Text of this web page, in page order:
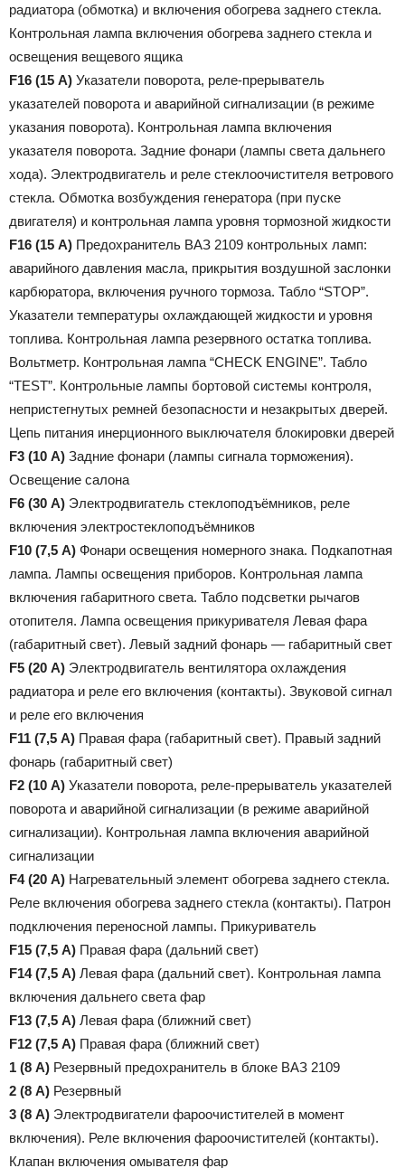
радиатора (обмотка) и включения обогрева заднего стекла.
Контрольная лампа включения обогрева заднего стекла и
освещения вещевого ящика
F16 (15 А) Указатели поворота, реле-прерыватель
указателей поворота и аварийной сигнализации (в режиме
указания поворота). Контрольная лампа включения
указателя поворота. Задние фонари (лампы света дальнего
хода). Электродвигатель и реле стеклоочистителя ветрового
стекла. Обмотка возбуждения генератора (при пуске
двигателя) и контрольная лампа уровня тормозной жидкости
F16 (15 А) Предохранитель ВАЗ 2109 контрольных ламп:
аварийного давления масла, прикрытия воздушной заслонки
карбюратора, включения ручного тормоза. Табло “STOP”.
Указатели температуры охлаждающей жидкости и уровня
топлива. Контрольная лампа резервного остатка топлива.
Вольтметр. Контрольная лампа “CHECK ENGINE”. Табло
“TEST”. Контрольные лампы бортовой системы контроля,
непристегнутых ремней безопасности и незакрытых дверей.
Цепь питания инерционного выключателя блокировки дверей
F3 (10 А) Задние фонари (лампы сигнала торможения).
Освещение салона
F6 (30 А) Электродвигатель стеклоподъёмников, реле
включения электростеклоподъёмников
F10 (7,5 А) Фонари освещения номерного знака. Подкапотная
лампа. Лампы освещения приборов. Контрольная лампа
включения габаритного света. Табло подсветки рычагов
отопителя. Лампа освещения прикуривателя Левая фара
(габаритный свет). Левый задний фонарь — габаритный свет
F5 (20 А) Электродвигатель вентилятора охлаждения
радиатора и реле его включения (контакты). Звуковой сигнал
и реле его включения
F11 (7,5 А) Правая фара (габаритный свет). Правый задний
фонарь (габаритный свет)
F2 (10 А) Указатели поворота, реле-прерыватель указателей
поворота и аварийной сигнализации (в режиме аварийной
сигнализации). Контрольная лампа включения аварийной
сигнализации
F4 (20 А) Нагревательный элемент обогрева заднего стекла.
Реле включения обогрева заднего стекла (контакты). Патрон
подключения переносной лампы. Прикуриватель
F15 (7,5 А) Правая фара (дальний свет)
F14 (7,5 А) Левая фара (дальний свет). Контрольная лампа
включения дальнего света фар
F13 (7,5 А) Левая фара (ближний свет)
F12 (7,5 А) Правая фара (ближний свет)
1 (8 А) Резервный предохранитель в блоке ВАЗ 2109
2 (8 А) Резервный
3 (8 А) Электродвигатели фароочистителей в момент
включения). Реле включения фароочистителей (контакты).
Клапан включения омывателя фар